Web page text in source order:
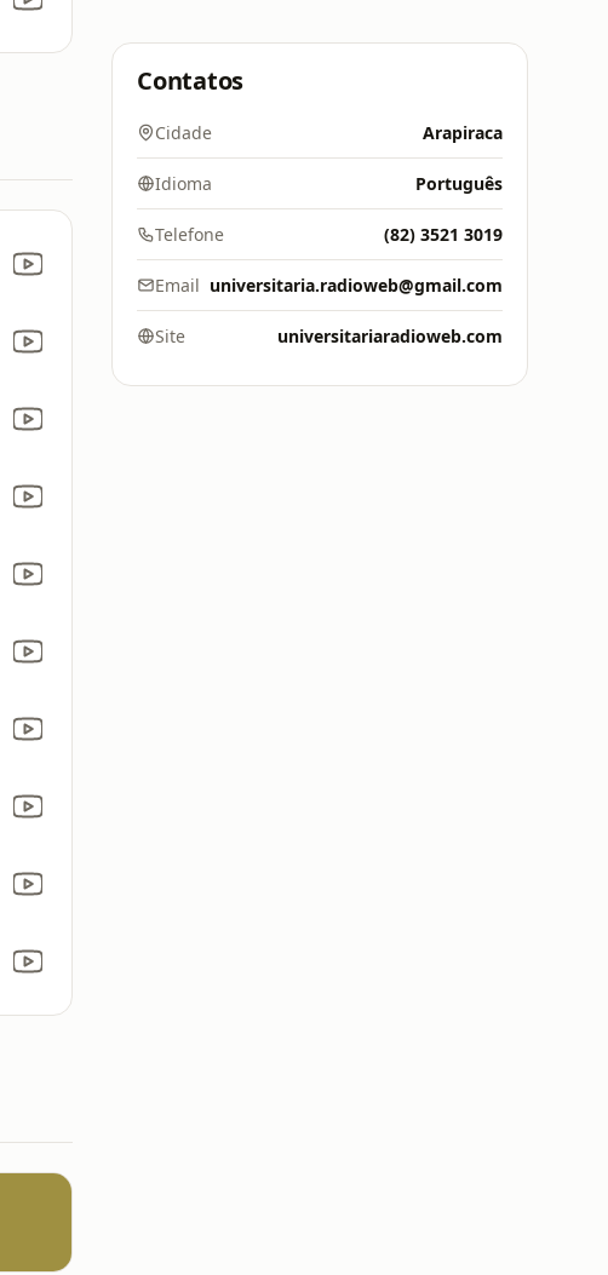
Contatos
Cidade Arapiraca
Idioma Português
Telefone (82) 3521 3019
Email universitaria.radioweb@gmail.com
Site universitariaradioweb.com